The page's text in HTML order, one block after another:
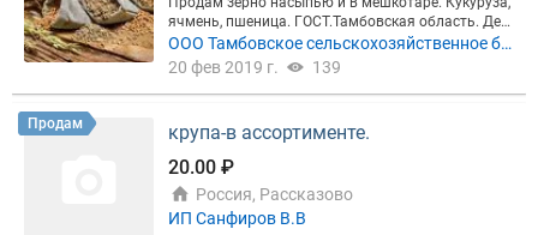
ячмень, пшеница. ГОСТ.Тамбовская область. Дек
ларация, протокол, вет. свидетельство.
ООО Тамбовское сельскохозяйственное би
знес предприятие
20 фев 2019 г. 139
Продам
крупа-в ассортименте.
20.00 ₽
Россия, Рассказово
ИП Санфиров В.В